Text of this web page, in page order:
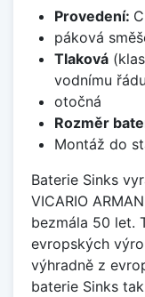
Provedení:
páková
Tlaková
vodnímu
otočná
Rozměr
Montáž do
Baterie Sinks
VICARIO
bezmála 50 let.
evropských
výhradně z
baterie Sinks